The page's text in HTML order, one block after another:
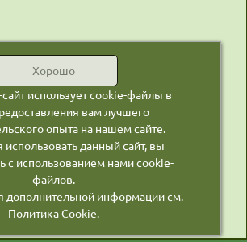
Хорошо
использует cookie-файлы в
вам лучшего
опыта на нашем сайте.
данный сайт, вы
с использованием нами cookie-
файлов.
дополнительной информации см.
Политика Cookie.